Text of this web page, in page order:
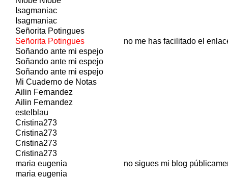
Isagmaniac
Isagmaniac
Señorita Potingues
Señorita Potingues
no me has facilitado el
Soñando ante mi espejo
Soñando ante mi espejo
Soñando ante mi espejo
Mi Cuaderno de Notas
Ailin Fernandez
Ailin Fernandez
estelblau
Cristina273
Cristina273
Cristina273
Cristina273
maria eugenia
no sigues mi blog
maria eugenia